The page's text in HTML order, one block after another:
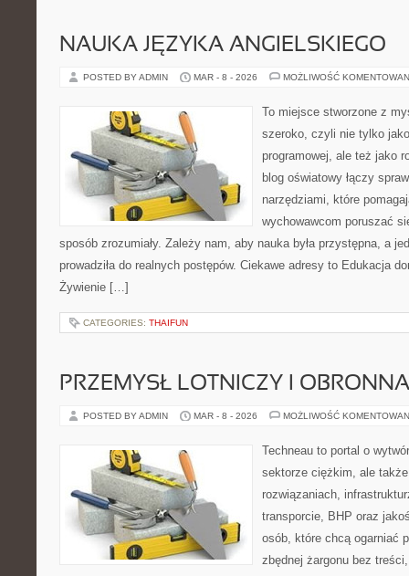
NAUKA JĘZYKA ANGIELSKIEGO
POSTED BY ADMIN MAR - 8 - 2026 MOŻLIWOŚĆ
To miejsce stworzone z
szeroko, czyli nie tylko
programowej, ale też jako
blog oświatowy łączy
narzędziami, które
wychowawcom poruszać
sposób zrozumiały. Zależy nam, aby nauka była przystępna, a
prowadziła do realnych postępów. Ciekawe adresy to Edukacja
Żywienie […]
CATEGORIES: THAIFUN
PRZEMYSŁ LOTNICZY I
POSTED BY ADMIN MAR - 8 - 2026 MOŻLIWOŚĆ
Techneau to portal o
sektorze ciężkim, ale
rozwiązaniach,
transporcie, BHP oraz
osób, które chcą ogarniać
zbędnej żargonu bez